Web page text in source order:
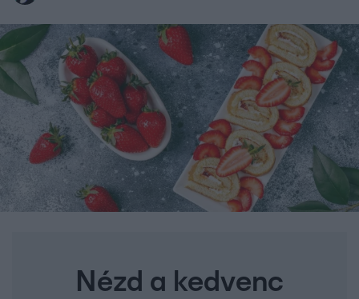
Nézd a kedvenc